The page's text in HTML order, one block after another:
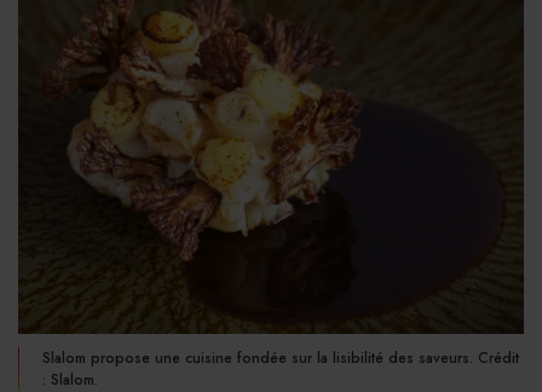
Slalom propose une cuisine fondée sur la lisibilité des saveurs. Crédit
: Slalom.